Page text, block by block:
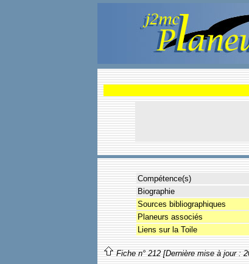
Compétence(s)
Biographie
Sources bibliographiques
Planeurs associés
Liens sur la Toile
Fiche n° 212 [Dernière mise à jour :